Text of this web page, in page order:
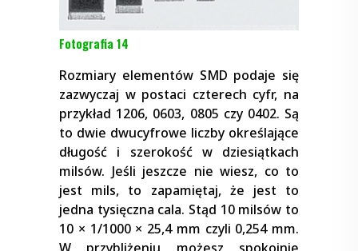
Fotografia 14
Rozmiary elementów SMD podaje się
zazwyczaj w postaci czterech cyfr, na
przykład 1206, 0603, 0805 czy 0402. Są
to dwie dwucyfrowe liczby określające
długość i szerokość w dziesiątkach
milsów. Jeśli jeszcze nie wiesz, co to
jest mils, to zapamiętaj, że jest to
jedna tysięczna cala. Stąd 10 milsów to
10 × 1/1000 × 25,4 mm czyli 0,254 mm.